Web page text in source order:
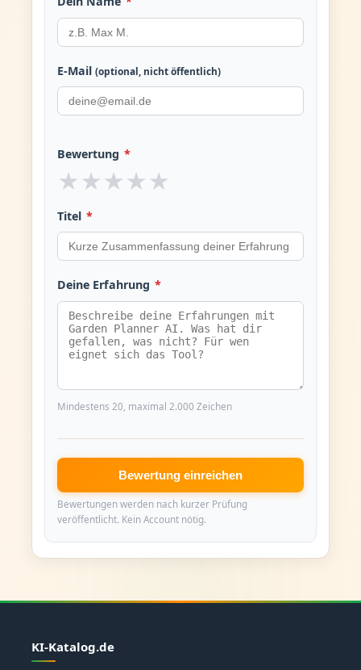
E-Mail (optional, nicht öffentlich)
Bewertung *
★ ★ ★ ★ ★
Titel *
Deine Erfahrung *
Mindestens 20, maximal 2.000 Zeichen
Bewertung einreichen
Bewertungen werden nach kurzer Prüfung
veröffentlicht. Kein Account nötig.
KI-Katalog.de